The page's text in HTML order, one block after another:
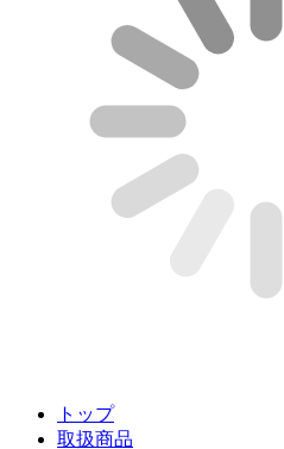
トップ
取扱商品